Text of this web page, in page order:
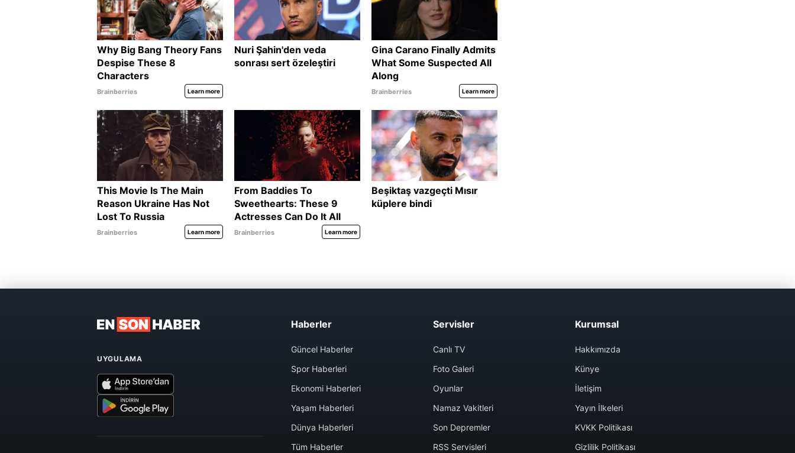
UYGULAMA
Haberler
Güncel Haberler
Spor Haberleri
Ekonomi Haberleri
Yaşam Haberleri
Dünya Haberleri
Tüm Haberler
Servisler
Canlı TV
Foto Galeri
Oyunlar
Namaz Vakitleri
Son Depremler
RSS Servisleri
Kurumsal
Hakkımızda
Künye
İletişim
Yayın İlkeleri
KVKK Politikası
Gizlilik Politikası